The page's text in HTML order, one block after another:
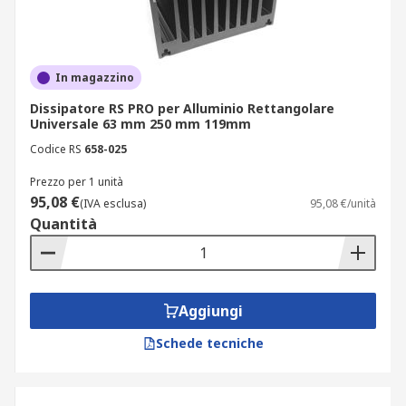
In magazzino
Dissipatore RS PRO per Alluminio Rettangolare
Universale 63 mm 250 mm 119mm
Codice RS 658-025
Prezzo per 1 unità
95,08 €(IVA esclusa) 95,08 €/unità
Quantità
Aggiungi
Schede tecniche